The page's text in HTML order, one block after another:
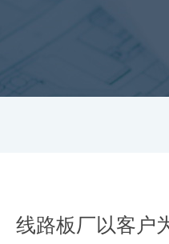
线路板厂以客户